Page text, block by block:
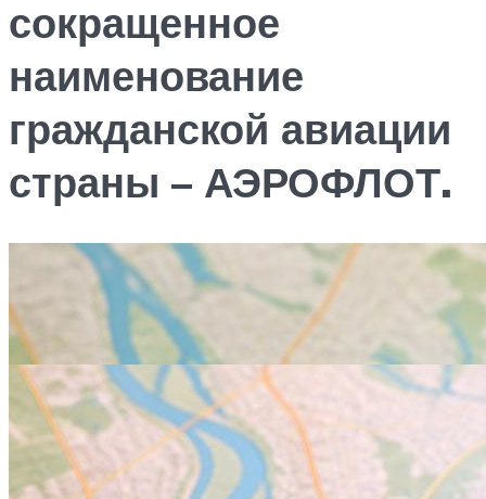
сокращенное
наименование
гражданской авиации
страны – АЭРОФЛОТ.